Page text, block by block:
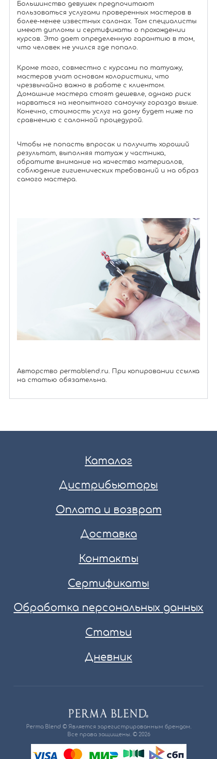
Большинство девушек предпочитают
пользоваться услугами проверенных мастеров в
более-менее известных салонах. Там специалисты
имеют дипломы и сертификаты о прохождении
курсов. Это дает определенную гарантию в том,
что человек не учился где попало.
Кроме того, совместно с курсами по татуажу,
мастеров учат основам колористики, что
чрезвычайно важно в работе с клиентом.
Домашние мастера стоят дешевле, однако риск
нарваться на неопытного самоучку гораздо выше.
Конечно, стоимость услуг на дому будет ниже по
сравнению с салонной процедурой.
Чтобы не попасть впросак и получить хороший
результат, выполняя татуаж у частника,
обратите внимание на качество материалов,
соблюдение гигиенических требований и на образ
самого мастера.
Авторство permablend.ru. При копировании ссылка
на статью обязательна.
Каталог
Дистрибьюторы
Оплата и возврат
Доставка
Контакты
Сертификаты
Обработка персональных данных
Статьи
Дневник
Perma Blend © Является зарегистрированным брендом.
Все права защищены. © 2026